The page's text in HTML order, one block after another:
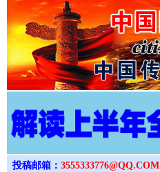
投稿邮箱： 3555333776@QQ.COM